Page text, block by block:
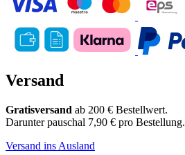
Versand
Gratisversand ab 200 € Bestellwert.
Darunter pauschal 7,90 € pro Bestellung.
Versand ins Ausland